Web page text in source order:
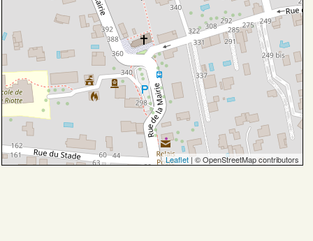
Leaflet | © OpenStreetMap contributors